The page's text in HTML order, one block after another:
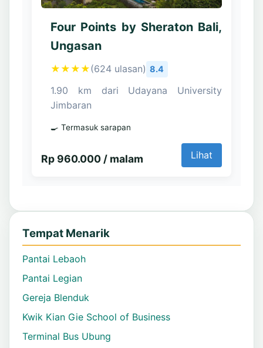
Four Points by Sheraton Bali,
Ungasan
★★★★(624 ulasan) 8.4
1.90 km dari Udayana University
Jimbaran
🍳 Termasuk sarapan
Rp 960.000 / malam Lihat
Tempat Menarik
Pantai Lebaoh
Pantai Legian
Gereja Blenduk
Kwik Kian Gie School of Business
Terminal Bus Ubung